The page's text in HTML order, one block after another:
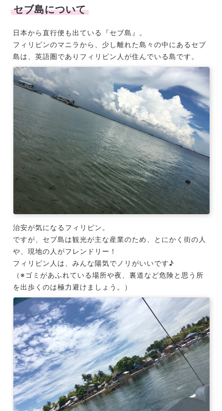
セブ島について
日本から直行便も出ている『セブ島』。
フィリピンのマニラから、少し離れた島々の中にあるセブ
島は、英語圏でありフィリピン人が住んでいる島です。
治安が気になるフィリピン。
ですが、セブ島は観光が主な産業のため、とにかく街の人
や、現地の人がフレンドリー！
フィリピン人は、みんな陽気でノリがいいです♪
（※ゴミがあふれている場所や夜、裏道など危険と思う所
を出歩くのは極力避けましょう。）